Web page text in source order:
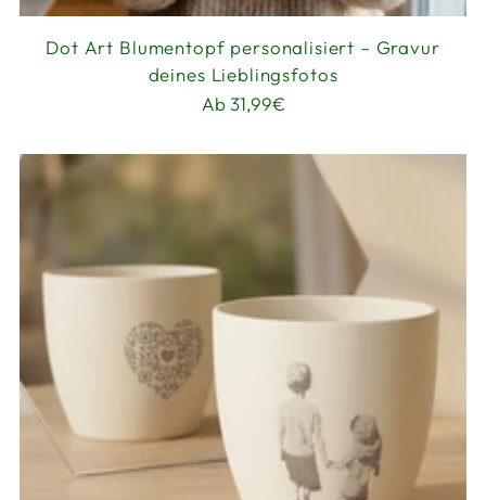
Dot Art Blumentopf personalisiert – Gravur
deines Lieblingsfotos
Ab 31,99€